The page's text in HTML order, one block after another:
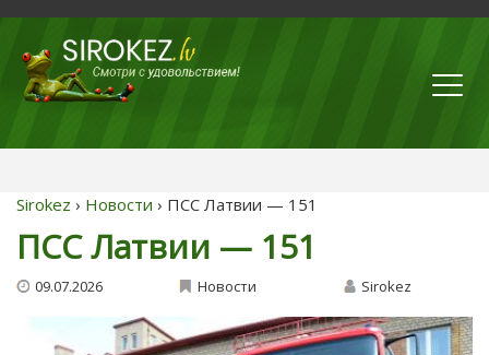
Sirokez › Новости › ПСС Латвии — 151
ПСС Латвии — 151
09.07.2026 Новости Sirokez